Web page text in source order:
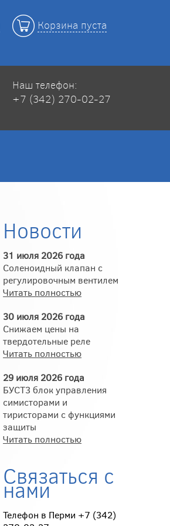
Корзина пуста
Наш телефон:
+7 (342) 270-02-27
Новости
31 июля 2026 года
Соленоидный клапан с
регулировочным вентилем
Читать полностью
30 июля 2026 года
Снижаем цены на
твердотельные реле
Читать полностью
29 июля 2026 года
БУСТ3 блок управления
симисторами и
тиристорами с функциями
защиты
Читать полностью
Связаться с
нами
Телефон в Перми +7 (342)